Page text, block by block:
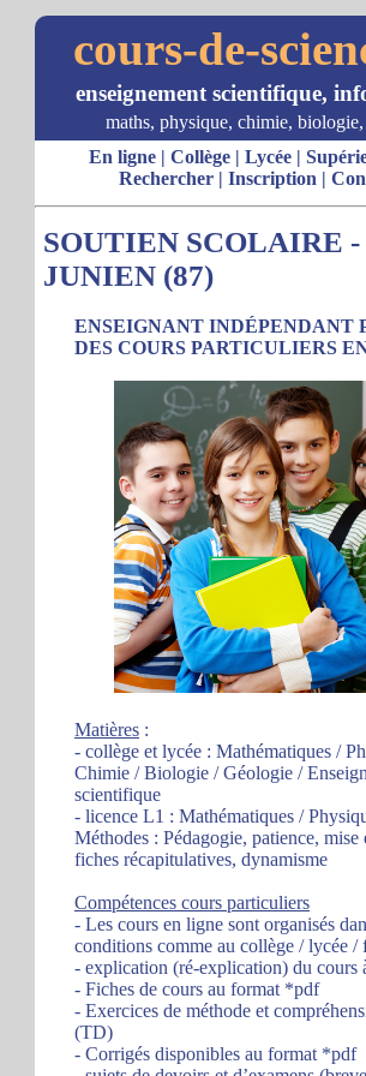
cours-de-
enseignement scientifique,
maths, physique, chimie,
En ligne| Collège| Lycée|
Rechercher| Inscription |
SOUTIEN SCOLAIRE
JUNIEN (87)
ENSEIGNANT INDÉPENDANT
DES COURS PARTICULIERS
Matières :
- collège et lycée : Mathématiques /
Chimie / Biologie / Géologie /
scientifique
- licence L1 : Mathématiques /
Méthodes : Pédagogie, patience, mise
fiches récapitulatives, dynamisme
Compétences cours particuliers
- Les cours en ligne sont organisés
conditions comme au collège / lycée /
- explication (ré-explication) du cours
- Fiches de cours au format *pdf
- Exercices de méthode et
(TD)
- Corrigés disponibles au format *pdf